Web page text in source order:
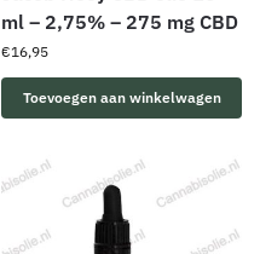
ml – 2,75% – 275 mg CBD
€16,95
Toevoegen aan winkelwagen